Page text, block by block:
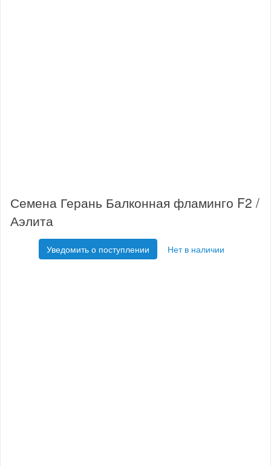
Семена Герань Балконная фламинго F2 /
Аэлита
Уведомить о поступлении Нет в наличии